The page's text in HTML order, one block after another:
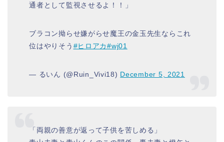
通者として監視させるよ！！」
ブラコン拗らせ嫌がらせ魔王の金玉先生ならこれ
位はやりそう #ヒロアカ#wj01
— るいん (@Ruin_Vivi18) December 5, 2021
「両親の善意が返って子供を苦しめる」